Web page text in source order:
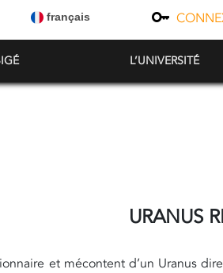
français
L’UNIVERSITÉ
URANUS
et mécontent d’un Uranus